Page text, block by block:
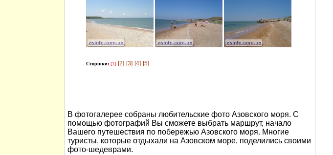
Сторінки: [1] [2] [3] [4] [5]
В фотогалерее собраны любительские фото Азовского моря. С
помощью фотографий Вы сможете выбрать маршрут, начало
Вашего путешествия по побережью Азовского моря. Многие
туристы, которые отдыхали на Азовском море, поделились своими
фото-шедеврами.